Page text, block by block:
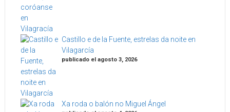
Castillo e de la Fuente, estrelas da noite en
Vilagarcía
publicado el agosto 3, 2026
Xa roda o balón no Miguel Ángel